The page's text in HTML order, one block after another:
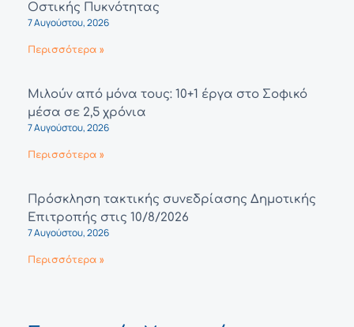
Οστικής Πυκνότητας
7 Αυγούστου, 2026
Περισσότερα »
Μιλούν από μόνα τους: 10+1 έργα στο Σοφικό
μέσα σε 2,5 χρόνια
7 Αυγούστου, 2026
Περισσότερα »
Πρόσκληση τακτικής συνεδρίασης Δημοτικής
Επιτροπής στις 10/8/2026
7 Αυγούστου, 2026
Περισσότερα »